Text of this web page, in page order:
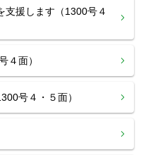
支援します（1300号４
４面）
号４・５面）